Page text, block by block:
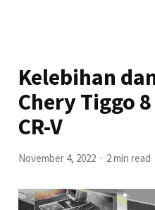
Kelebihan
Chery Tiggo
CR-V
November 4, 2022 2 min read